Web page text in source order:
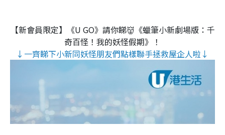
【新會員限定】《U GO》請你睇👹《蠟筆小新劇場版：千
奇百怪！我的妖怪假期》！
↓一齊睇下小新同妖怪朋友們點樣聯手拯救屋企人啦↓